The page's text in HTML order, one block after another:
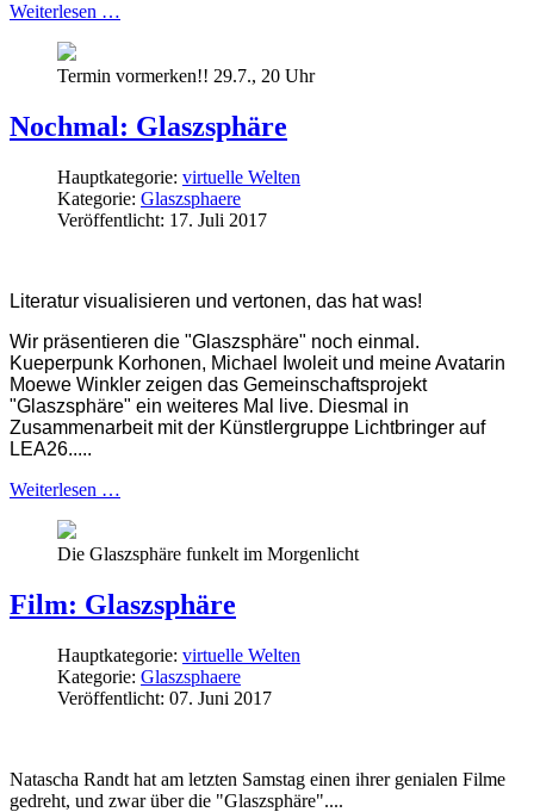
Weiterlesen …
Termin vormerken!! 29.7., 20 Uhr
Nochmal: Glaszsphäre
Hauptkategorie: virtuelle Welten
Kategorie: Glaszsphaere
Veröffentlicht: 17. Juli 2017
Literatur visualisieren und vertonen, das hat was!
Wir präsentieren die "Glaszsphäre" noch einmal.
Kueperpunk Korhonen, Michael Iwoleit und meine Avatarin
Moewe Winkler zeigen das Gemeinschaftsprojekt
"Glaszsphäre" ein weiteres Mal live. Diesmal in
Zusammenarbeit mit der Künstlergruppe Lichtbringer auf
LEA26.....
Weiterlesen …
Die Glaszsphäre funkelt im Morgenlicht
Film: Glaszsphäre
Hauptkategorie: virtuelle Welten
Kategorie: Glaszsphaere
Veröffentlicht: 07. Juni 2017
Natascha Randt hat am letzten Samstag einen ihrer genialen Filme
gedreht, und zwar über die "Glaszsphäre"....